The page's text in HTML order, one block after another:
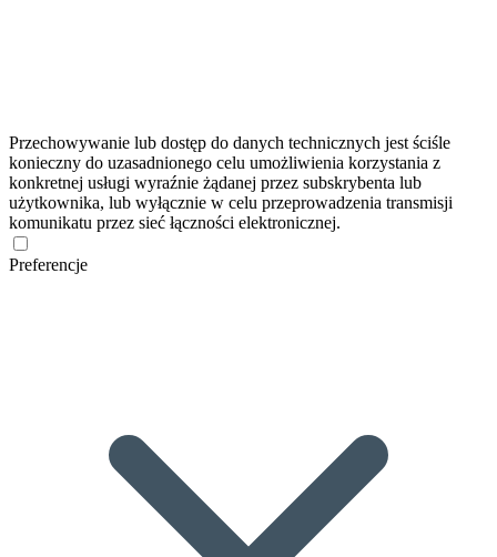
Przechowywanie lub dostęp do danych technicznych jest ściśle
konieczny do uzasadnionego celu umożliwienia korzystania z
konkretnej usługi wyraźnie żądanej przez subskrybenta lub
użytkownika, lub wyłącznie w celu przeprowadzenia transmisji
komunikatu przez sieć łączności elektronicznej.
Preferencje